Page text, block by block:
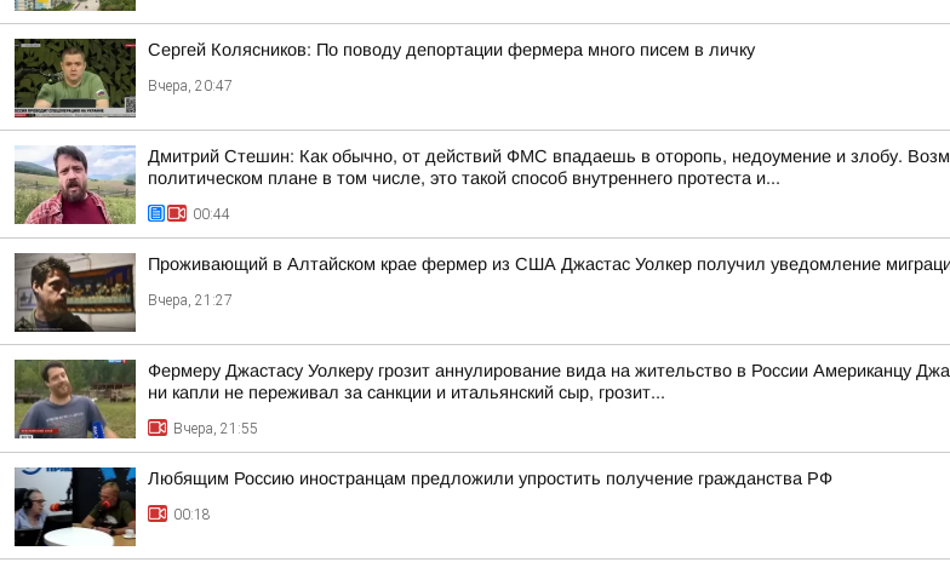
Сергей Колясников: По поводу депортации фермера много писем в личку
Вчера, 20:47
Дмитрий Стешин: Как обычно, от действий ФМС впадаешь в оторопь, недоумение и злобу.
политическом плане в том числе, это такой способ внутреннего протеста и...
00:44
Проживающий в Алтайском крае фермер из США Джастас Уолкер получил уведомление
Вчера, 21:27
Фермеру Джастасу Уолкеру грозит аннулирование вида на жительство в России Американцу
ни капли не переживал за санкции и итальянский сыр, грозит...
Вчера, 21:55
Любящим Россию иностранцам предложили упростить получение гражданства РФ
00:18